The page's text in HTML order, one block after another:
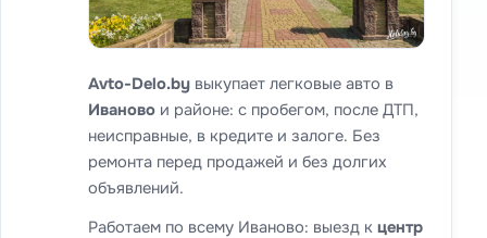
Avto-Delo.by выкупает легковые авто в
Иваново и районе: с пробегом, после ДТП,
неисправные, в кредите и залоге. Без
ремонта перед продажей и без долгих
объявлений.
Работаем по всему Иваново: выезд к центр